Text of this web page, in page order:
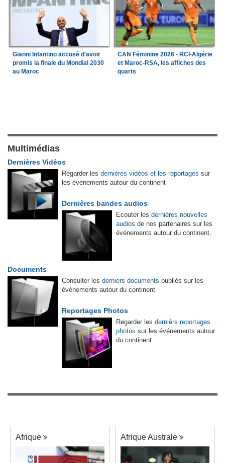
Gianni Infantino accusé d'avoir
promis la finale du Mondial 2030
au Maroc
CAN Féminine 2026 - RCI-Algérie
et Maroc-RSA, les affiches des
quarts
Multimédias
Dernières Vidéos
Regarder les dernières vidéos et les reportages sur
les événements autour du continent
Dernières bandes audios
Ecouter les dernières nouvelles
audios de nos partenaires sur les
événements autour du continent.
Documents
Consulter les derniers documents publiés sur les
événements autour du continent
Reportages Photos
Regarder les dernièrs reportages
photos sur les événements autour
du continent
Afrique Afrique Australe